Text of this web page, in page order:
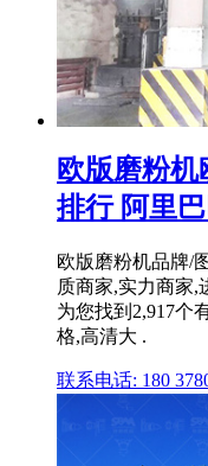
欧版磨粉机
排行 阿里
欧版磨粉机品牌/
质商家,实力商家,
为您找到2,917个
格,高清大 .
联系电话: 180